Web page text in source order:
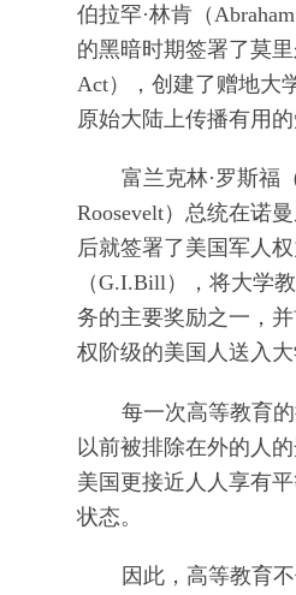
伯拉罕·林肯（
的黑暗时期签署了莫
Act），创建了赠地大
原始大陆上传播有用的
富兰克林·罗斯福
Roosevelt）总统在诺
后就签署了美国军人
（G.I.Bill），将大学
务的主要奖励之一，
权阶级的美国人送入大
每一次高等教育
以前被排除在外的人
美国更接近人人享有
状态。
因此，高等教育